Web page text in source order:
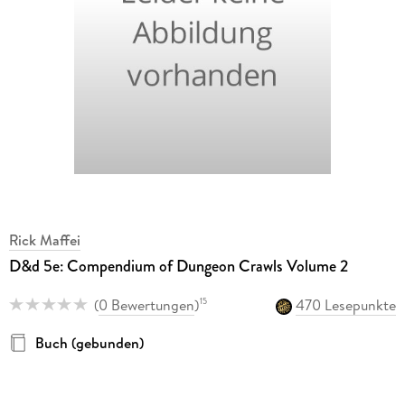
Rick Maffei
D&d 5e: Compendium of Dungeon Crawls Volume 2
(0 Bewertungen)15
470 Lesepunkte
Buch (gebunden)